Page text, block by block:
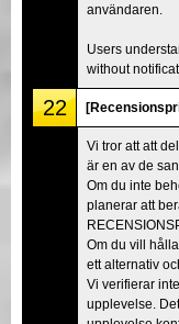
användaren.
Users
without
22
Vi tror att att
är en av de
Om du inte
planerar att
Om du vill
ett alternativ
Vi verifierar
upplevelse.